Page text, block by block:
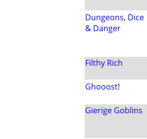
Dungeons, Dice
& Danger
Filthy Rich
Ghooost!
Gierige Goblins